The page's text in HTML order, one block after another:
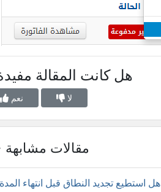
هل كانت المقالة
نعم لا
مقالات مشابهة
هل استطيع تجديد النطاق قبل انتهاء المدة